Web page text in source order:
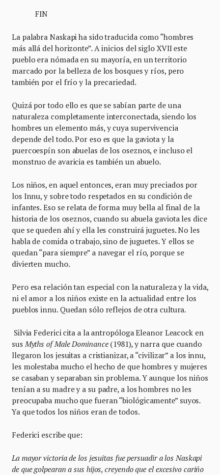
FIN
La palabra Naskapi ha sido traducida como “hombres
más allá del horizonte”. A inicios del siglo XVII este
pueblo era nómada en su mayoría, en un territorio
marcado por la belleza de los bosques y ríos, pero
también por el frío y la precariedad.
Quizá por todo ello es que se sabían parte de una
naturaleza completamente interconectada, siendo los
hombres un elemento más, y cuya supervivencia
depende del todo. Por eso es que la gaviota y la
puercoespín son abuelas de los oseznos, e incluso el
monstruo de avaricia es también un abuelo.
Los niños, en aquel entonces, eran muy preciados por
los Innu, y sobre todo respetados en su condición de
infantes. Eso se relata de forma muy bella al final de la
historia de los oseznos, cuando su abuela gaviota les dice
que se queden ahí y ella les construirá juguetes. No les
habla de comida o trabajo, sino de juguetes. Y ellos se
quedan “para siempre” a navegar el río, porque se
divierten mucho.
Pero esa relación tan especial con la naturaleza y la vida,
ni el amor a los niños existe en la actualidad entre los
pueblos innu. Quedan sólo reflejos de otra cultura.
Silvia Federici cita a la antropóloga Eleanor Leacock en
susMyths of Male Dominance(1981), y narra que cuando
llegaron los jesuitas a cristianizar, a “civilizar” a los innu,
les molestaba mucho el hecho de que hombres y mujeres
se casaban y separaban sin problema. Y aunque los niños
tenían a su madre y a su padre, a los hombres no les
preocupaba mucho que fueran “biológicamente” suyos.
Ya que todos los niños eran de todos.
Federici escribe que:
La mayor victoria de los jesuitas fue persuadir a los Naskapi
de que golpearan a sus hijos, creyendo que el excesivo cariño